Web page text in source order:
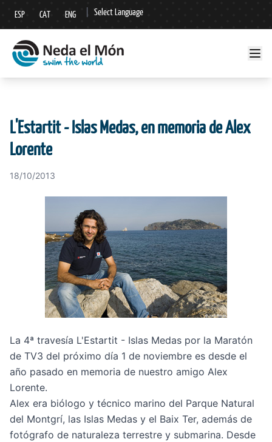
ESP CAT ENG Select Language
▼
L'Estartit - Islas Medas, en memoria de Alex
Lorente
18/10/2013
La 4ª travesía L'Estartit - Islas Medas por la Maratón
de TV3 del próximo día 1 de noviembre es desde el
año pasado en memoria de nuestro amigo Alex
Lorente.
Alex era biólogo y técnico marino del Parque Natural
del Montgrí, las Islas Medas y el Baix Ter, además de
fotógrafo de naturaleza terrestre y submarina. Desde